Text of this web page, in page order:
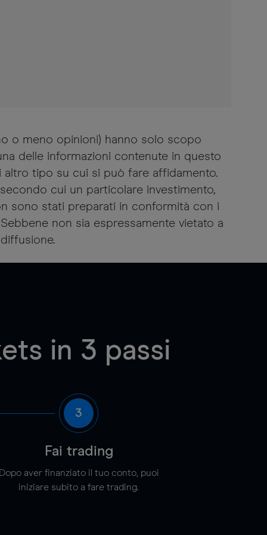
o meno opinioni) hanno solo scopo
delle informazioni contenute in questo
altro tipo su cui si può fare affidamento.
cui un particolare investimento,
sono stati preparati in conformità con i
non sia espressamente vietato a
in 3 passi
3
Fai trading
aver finanziato il tuo conto, puoi
iniziare subito a fare trading.